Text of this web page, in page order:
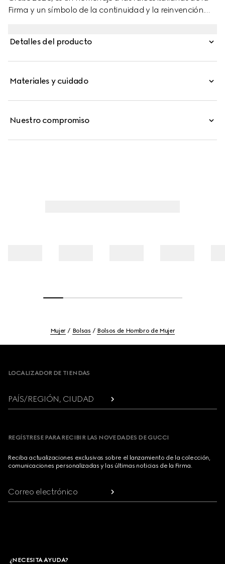
Firma y un símbolo de la continuidad y la reinvención.
Detalles del producto
Materiales y cuidado
Nuestro compromiso
Mujer Bolsas Bolsos de Hombro de Mujer
LOCALIZADOR DE TIENDAS
PAÍS/REGIÓN, CIUDAD
REGÍSTRESE PARA RECIBIR LAS NOVEDADES DE GUCCI
Reciba actualizaciones exclusivas sobre el lanzamiento de la colección,
comunicaciones personalizadas y las últimas noticias de la Firma.
Correo electrónico
¿NECESITA AYUDA?